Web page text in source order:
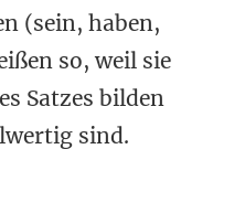
(sein, haben,
so, weil sie
Satzes bilden
sind.